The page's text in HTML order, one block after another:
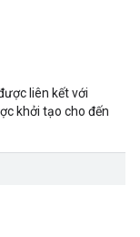
liên kết với
khởi tạo cho đến